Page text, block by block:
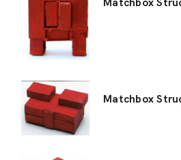
Matchbox